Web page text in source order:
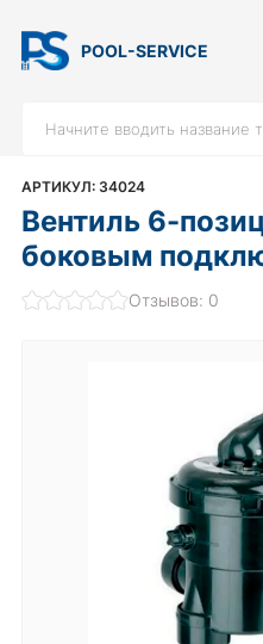
POOL-SERVICE
АРТИКУЛ: 34024
Вентиль 6-
боковым
Отзывов: 0